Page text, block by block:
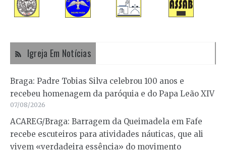
Igreja Em Notícias
Braga: Padre Tobias Silva celebrou 100 anos e
recebeu homenagem da paróquia e do Papa Leão XIV
07/08/2026
ACAREG/Braga: Barragem da Queimadela em Fafe
recebe escuteiros para atividades náuticas, que ali
vivem «verdadeira essência» do movimento